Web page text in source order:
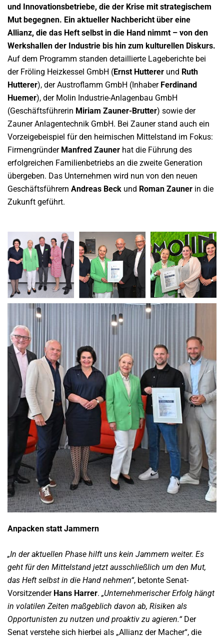
und Innovationsbetriebe, die der Krise mit strategischem
Mut begegnen. Ein aktueller Nachbericht über eine
Allianz, die das Heft selbst in die Hand nimmt – von den
Werkshallen der Industrie bis hin zum kulturellen Diskurs.
Auf dem Programm standen detaillierte Lageberichte bei
der Fröling Heizkessel GmbH (Ernst Hutterer und Ruth
Hutterer), der Austroflamm GmbH (Inhaber Ferdinand
Huemer), der Molin Industrie-Anlagenbau GmbH
(Geschäftsführerin Miriam Zauner-Brutter) sowie der
Zauner Anlagentechnik GmbH. Bei Zauner stand auch ein
Vorzeigebeispiel für den heimischen Mittelstand im Fokus:
Firmengründer Manfred Zauner hat die Führung des
erfolgreichen Familienbetriebs an die zweite Generation
übergeben. Das Unternehmen wird nun von den neuen
Geschäftsführern Andreas Beck und Roman Zauner in die
Zukunft geführt.
Anpacken statt Jammern
„In der aktuellen Phase hilft uns kein Jammern weiter. Es
geht für den Mittelstand jetzt ausschließlich um den Mut,
das Heft selbst in die Hand nehmen“, betonte Senat-
Vorsitzender Hans Harrer. „Unternehmerischer Erfolg hängt
in volatilen Zeiten maßgeblich davon ab, Risiken als
Opportunisten zu nutzen und proaktiv zu agieren.“Der
Senat verstehe sich hierbei als „Allianz der Macher“, die